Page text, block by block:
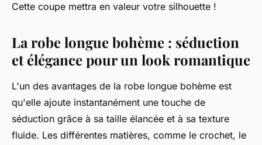
Cette coupe mettra en valeur votre silhouette !
La robe longue bohème : séduction
et élégance pour un look romantique
L'un des avantages de la robe longue bohème est
qu'elle ajoute instantanément une touche de
séduction grâce à sa taille élancée et à sa texture
fluide. Les différentes matières, comme le crochet, le